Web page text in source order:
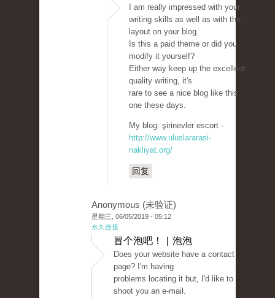
I am really impressed with your
writing skills as well as with the
layout on your blog.
Is this a paid theme or did you
modify it yourself?
Either way keep up the excellent
quality writing, it's
rare to see a nice blog like this
one these days.
My blog: şirinevler escort -
http://www.uluslararasi-
nakliyat.org/
回复
Anonymous (未验证)
星期三, 06/05/2019 - 05:12
永久连接
冒个泡吧！ | 泡泡
Does your website have a contact
page? I'm having
problems locating it but, I'd like to
shoot you an e-mail.